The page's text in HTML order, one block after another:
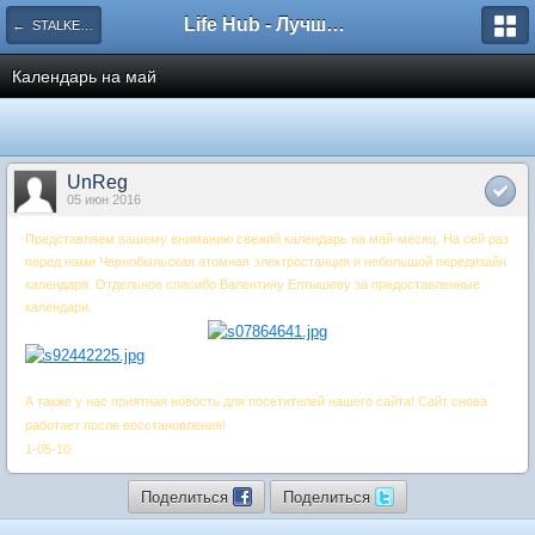
← STALKER - Новости разное Life Hub - Лучшие компьютерные игры мира
Календарь на май
UnReg
05 июн 2016
Представляем вашему вниманию свежий календарь на май-месяц. На сей раз
перед нами Чернобыльская атомная электростанция и небольшой передизайн
календаря. Отдельное спасибо Валентину Елтышеву за предоставленные
календари.
А также у нас приятная новость для посетителей нашего сайта! Сайт снова
работает после восстановления!
1-05-10
Поделиться Поделиться